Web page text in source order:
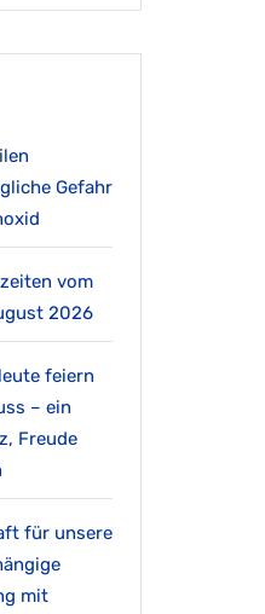
Gefahr
vom
2026
feiern
– ein
Freude
für unsere
mit